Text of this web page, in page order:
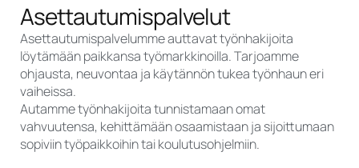
Asettautumispalvelut
Asettautumispalvelumme auttavat työnhakijoita
löytämään paikkansa työmarkkinoilla. Tarjoamme
ohjausta, neuvontaa ja käytännön tukea työnhaun eri
vaiheissa.
Autamme työnhakijoita tunnistamaan omat
vahvuutensa, kehittämään osaamistaan ja sijoittumaan
sopiviin työpaikkoihin tai koulutusohjelmiin.